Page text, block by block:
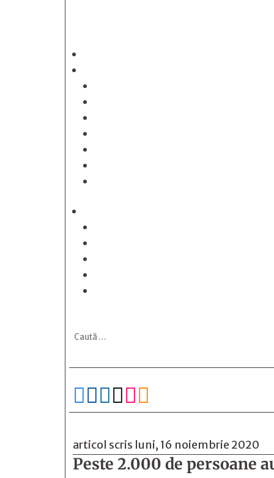

articol scris luni, 16 noiembrie 2020
Peste 2.000 de persoane